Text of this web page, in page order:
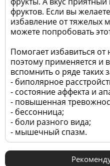
фруктов. Если вы
избавление от тяжелых
можете попробовать
Помогает избавиться
поэтому применяется и
вспомнить о ряде таких
- биполярное
- состояние аффекта и
- повышенная
- бессонница;
- боли разного вида;
- мышечный спазм.